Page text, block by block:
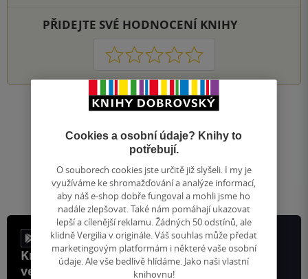
PŘIDEJTE SVÉ HODNOCENÍ KNIHY
1 2 3 4 5
Nahoru
Zobrazeno 20 z 20
1
Přejít
na
stránku
/ 1
Knihy, recenze a klubové výhody
ve vaší kapse a naší appce KDčko
Cookies a osobní údaje? Knihy to
potřebují.
O souborech cookies jste určitě již slyšeli. I my je
využíváme ke shromažďování a analýze informací,
aby náš e-shop dobře fungoval a mohli jsme ho
nadále zlepšovat. Také nám pomáhají ukazovat
lepší a cílenější reklamu. Žádných 50 odstínů, ale
klidně Vergilia v originále. Váš souhlas může předat
marketingovým platformám i některé vaše osobní
údaje. Ale vše bedlivě hlídáme. Jako naši vlastní
knihovnu!